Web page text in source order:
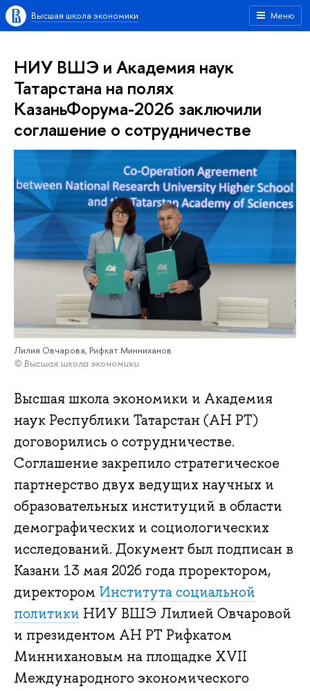
Меню
Высшая школа экономики
НИУ ВШЭ и Академия наук
Татарстана на полях
КазаньФорума-2026 заключили
соглашение о сотрудничестве
Лилия Овчарова, Рифкат Минниханов
© Высшая школа экономики
Высшая школа экономики и Академия
наук Республики Татарстан (АН РТ)
договорились о сотрудничестве.
Соглашение закрепило стратегическое
партнерство двух ведущих научных и
образовательных институций в области
демографических и социологических
исследований. Документ был подписан в
Казани 13 мая 2026 года проректором,
директором Института социальной
политики НИУ ВШЭ Лилией Овчаровой
и президентом АН РТ Рифкатом
Миннихановым на площадке XVII
Международного экономического